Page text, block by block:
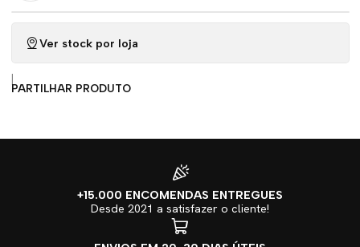
Ver stock por loja
|
PARTILHAR PRODUTO
+15.000 ENCOMENDAS ENTREGUES
Desde 2021 a satisfazer o cliente!